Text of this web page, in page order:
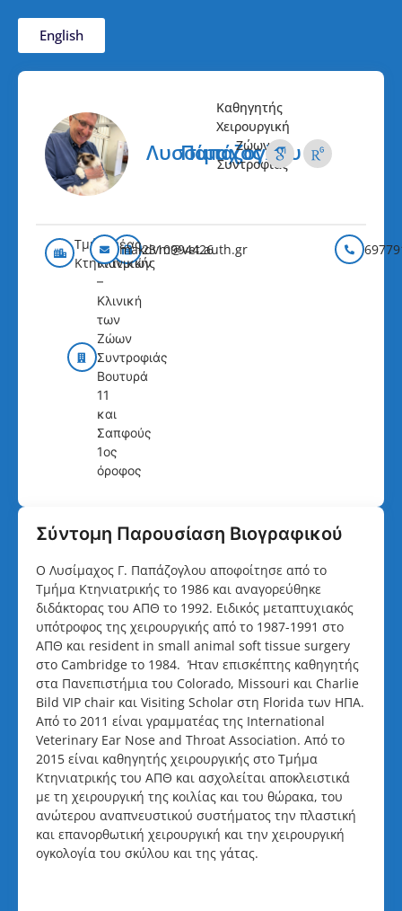
English
Λυσσίμαχος
Παπάζογλου
Καθηγητής
Χειρουργική
Ζώων
Συντροφιάς
Τμήμα
Κτηνιατρικής
2310994426
Τομέας
Κλινικών
–
Κλινική
των
Ζώων
Συντροφιάς
Βουτυρά
11
και
Σαπφούς
1ος
όροφος
makdvm@vet.auth.gr
Σύντομη Παρουσίαση Βιογραφικού
Ο Λυσίμαχος Γ. Παπάζογλου αποφοίτησε από το
Τμήμα Κτηνιατρικής το 1986 και αναγορεύθηκε
διδάκτορας του ΑΠΘ το 1992. Ειδικός μεταπτυχιακός
υπότροφος της χειρουργικής από το 1987-1991 στο
ΑΠΘ και resident in small animal soft tissue surgery
στο Cambridge το 1984. Ήταν επισκέπτης καθηγητής
στα Πανεπιστήμια του Colorado, Missouri και Charlie
Bild VIP chair και Visiting Scholar στη Florida των ΗΠΑ.
Από το 2011 είναι γραμματέας της International
Veterinary Ear Nose and Throat Association. Από το
2015 είναι καθηγητής χειρουργικής στο Τμήμα
Κτηνιατρικής του ΑΠΘ και ασχολείται αποκλειστικά
με τη χειρουργική της κοιλίας και του θώρακα, του
ανώτερου αναπνευστικού συστήματος την πλαστική
και επανορθωτική χειρουργική και την χειρουργική
ογκολογία του σκύλου και της γάτας.